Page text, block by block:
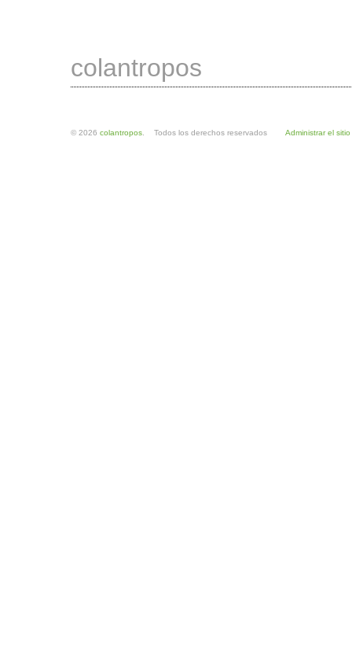
colantropos
© 2026 colantropos . Todos los derechos reservados Administrar el sitio